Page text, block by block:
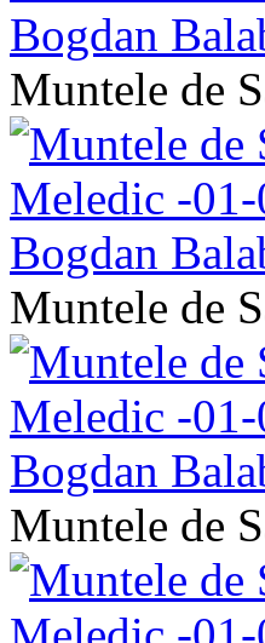
Muntele de
Muntele de
Muntele de